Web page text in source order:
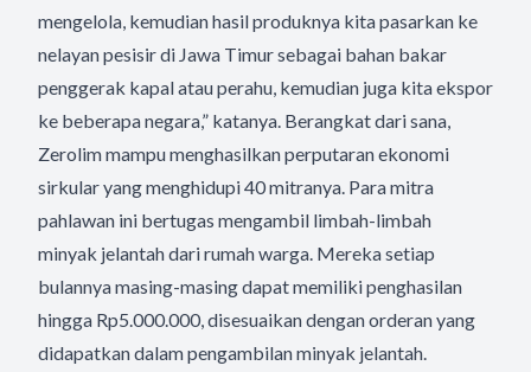
mengelola, kemudian hasil produknya kita pasarkan ke
nelayan pesisir di Jawa Timur sebagai bahan bakar
penggerak kapal atau perahu, kemudian juga kita ekspor
ke beberapa negara,” katanya. Berangkat dari sana,
Zerolim mampu menghasilkan perputaran ekonomi
sirkular yang menghidupi 40 mitranya. Para mitra
pahlawan ini bertugas mengambil limbah-limbah
minyak jelantah dari rumah warga. Mereka setiap
bulannya masing-masing dapat memiliki penghasilan
hingga Rp5.000.000, disesuaikan dengan orderan yang
didapatkan dalam pengambilan minyak jelantah.